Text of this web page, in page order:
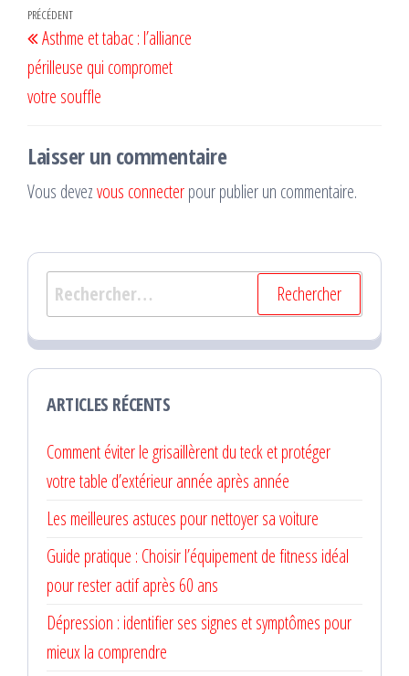
Navigation
de
l’article
Article
précédent
PRÉCÉDENT
Asthme et tabac : l’alliance
périlleuse qui compromet
votre souffle
Laisser un commentaire
Vous devezvous connecterpour publier un commentaire.
Rechercher :
ARTICLES RÉCENTS
Comment éviter le grisaillèrent du teck et protéger
votre table d’extérieur année après année
Les meilleures astuces pour nettoyer sa voiture
Guide pratique : Choisir l’équipement de fitness idéal
pour rester actif après 60 ans
Dépression : identifier ses signes et symptômes pour
mieux la comprendre